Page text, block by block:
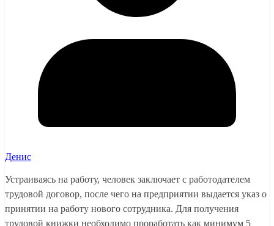
Денис
Устраиваясь на работу, человек заключает с работодателем
трудовой договор, после чего на предприятии выдается указ о
принятии на работу нового сотрудника. Для получения
трудовой книжки необходимо проработать как минимум 5